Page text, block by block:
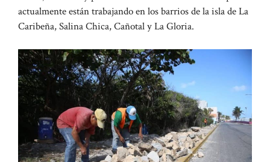
actualmente están trabajando en los barrios de la isla de La
Caribeña, Salina Chica, Cañotal y La Gloria.